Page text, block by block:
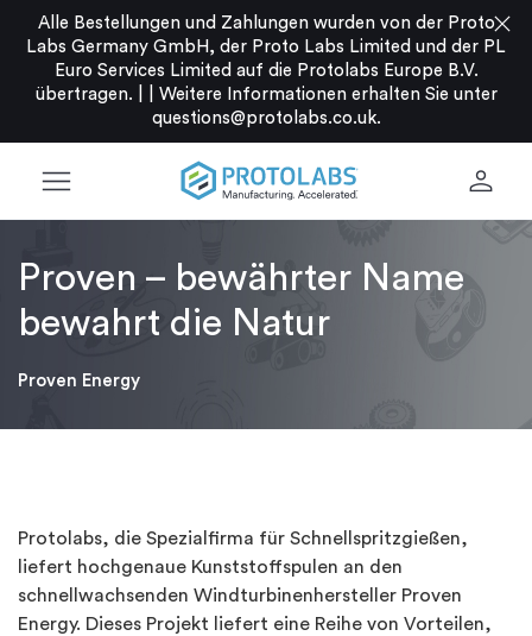
Alle Bestellungen und Zahlungen wurden von der Proto
Labs Germany GmbH, der Proto Labs Limited und der PL
Euro Services Limited auf die Protolabs Europe B.V.
übertragen. |
Weitere Informationen erhalten Sie unter
questions@protolabs.co.uk.
close
menu person
Proven – bewährter Name
bewahrt die Natur
Proven Energy
Protolabs, die Spezialfirma für Schnellspritzgießen,
liefert hochgenaue Kunststoffspulen an den
schnellwachsenden Windturbinenhersteller Proven
Energy. Dieses Projekt liefert eine Reihe von Vorteilen,